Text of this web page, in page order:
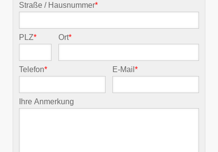
Straße / Hausnummer*
PLZ* Ort*
Telefon* E-Mail*
Ihre Anmerkung